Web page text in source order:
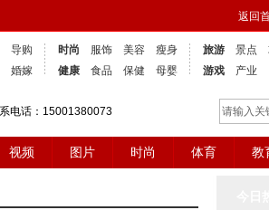
返回
导购
婚嫁
时尚 服饰 美容
瘦身
健康
食品 保健 母婴
旅游 景点
游戏
产业
电话：15001380073
视频 图片 时尚 体育 教